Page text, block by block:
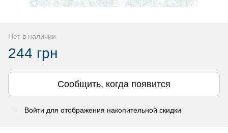
Нет в наличии
244 грн
Сообщить, когда появится
Войти для отображения накопительной скидки